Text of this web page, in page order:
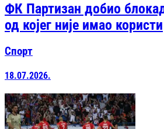
ФК Партизан добио
од којег није имао користи
Спорт
18.07.2026.